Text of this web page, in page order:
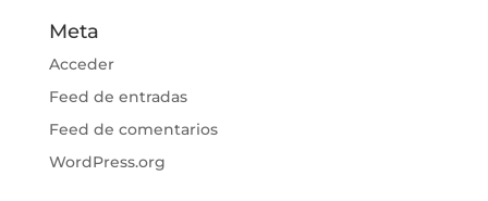
Meta
Acceder
Feed de entradas
Feed de comentarios
WordPress.org